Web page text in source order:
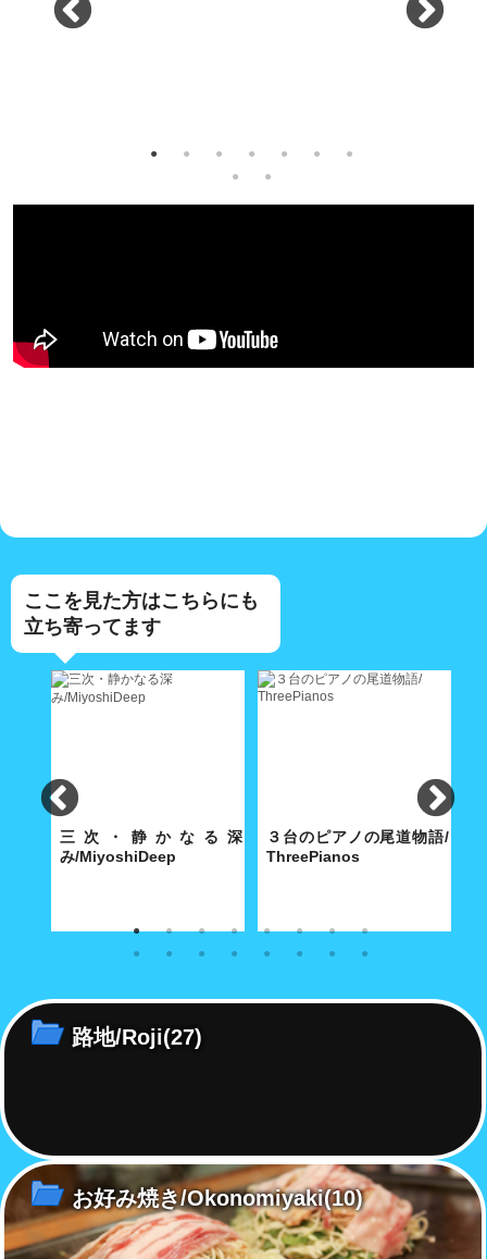
ここを見た方はこちらにも
立ち寄ってます
三次・静かなる深
み/MiyoshiDeep
雪化粧の三次のまちには深みの
３台のピアノの尾道物語/
ThreePianos
歴史都市・尾道にふさわしい3
路地/Roji(27)
お好み焼き/Okonomiyaki(10)